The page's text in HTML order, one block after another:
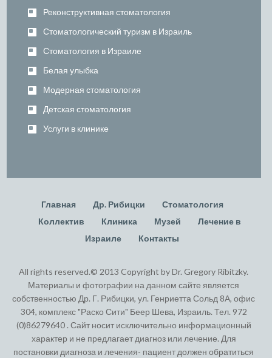
Реконструктивная стоматология
Стоматологический туризм в Израиль
Стоматология в Израиле
Белая улыбка
Модерная стоматология
Детская стоматология
Услуги в клинике
Главная Др. Рибицки
Стоматология
Коллектив
Клиника Музей
Лечение в
Израиле
Контакты
All rights reserved.© 2013 Copyright by Dr. Gregory Ribitzky.
Материалы и фотографии на данном сайте является
собственностью Др. Г. Рибицки, ул. Генриетта Сольд 8А, офис
304, комплекс "Раско Сити" Беер Шева, Израиль. Тел. 972
(0)86279640 . Сайт носит исключительно информационный
характер и не предлагает диагноз или лечение. Для
постановки диагноза и лечения- пациент должен обратиться